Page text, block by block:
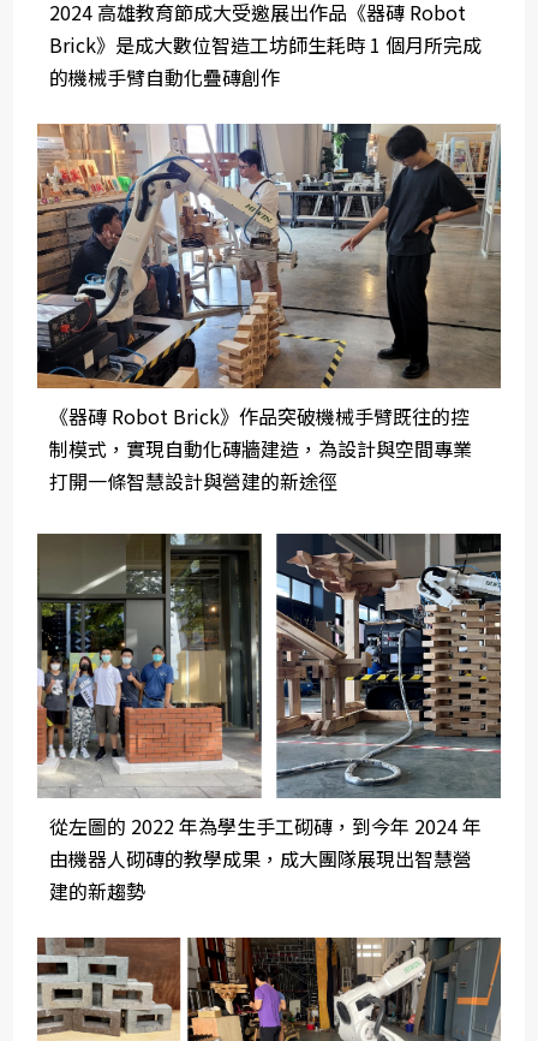
2024 高雄教育節成大受邀展出作品《器磚 Robot
Brick》是成大數位智造工坊師生耗時 1 個月所完成
的機械手臂自動化疊磚創作
《器磚 Robot Brick》作品突破機械手臂既往的控
制模式，實現自動化磚牆建造，為設計與空間專業
打開一條智慧設計與營建的新途徑
從左圖的 2022 年為學生手工砌磚，到今年 2024 年
由機器人砌磚的教學成果，成大團隊展現出智慧營
建的新趨勢